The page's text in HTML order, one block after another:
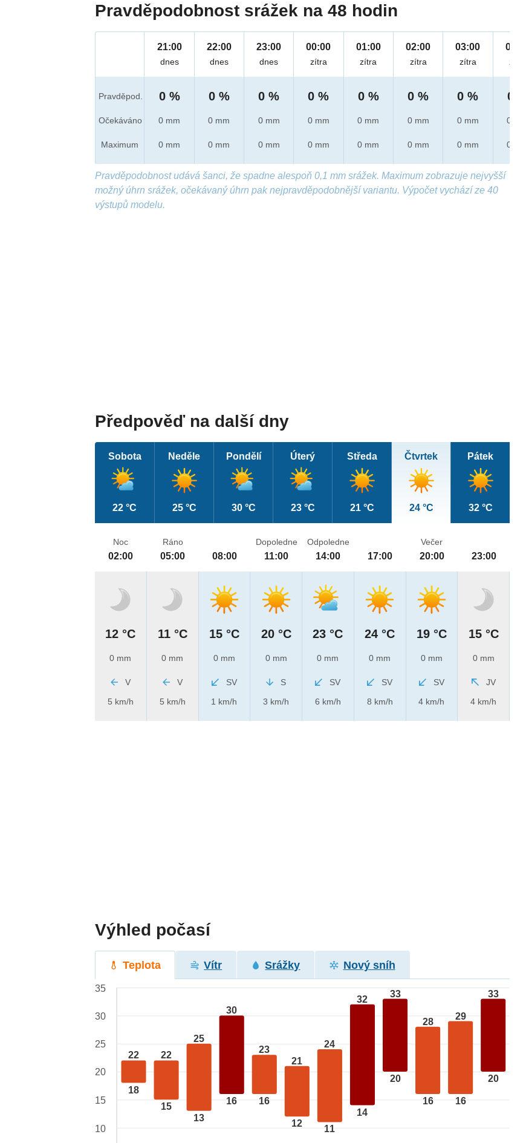
Pravděpodobnost srážek na 48 hodin
Pravděpod.
Očekáváno
Maximum
21:00
dnes
0 %
0 mm
0 mm
22:00
dnes
0 %
0 mm
0 mm
23:00
dnes
0 %
0 mm
0 mm
00:00
zítra
0 %
0 mm
0 mm
01:00
zítra
0 %
0 mm
0 mm
02:00
zítra
0 %
0 mm
0 mm
03:00
zítra
0 %
0 mm
0 mm
04:00
zítra
0 %
0 mm
0 mm
Pravděpodobnost udává šanci, že spadne alespoň 0,1 mm srážek. Maximum zobrazuje nejvyšší
možný úhrn srážek, očekávaný úhrn pak nejpravděpodobnější variantu. Výpočet vychází ze 40
výstupů modelu.
Předpověď na další dny
Sobota
22 °C
Neděle
25 °C
Pondělí
30 °C
Úterý
23 °C
Středa
21 °C
Čtvrtek
24 °C
Pátek
32 °C
Noc
02:00
12 °C
0 mm
V
5 km/h
Ráno
05:00
11 °C
0 mm
V
5 km/h
08:00
15 °C
0 mm
SV
1 km/h
Dopoledne
11:00
20 °C
0 mm
S
3 km/h
Odpoledne
14:00
23 °C
0 mm
SV
6 km/h
17:00
24 °C
0 mm
SV
8 km/h
Večer
20:00
19 °C
0 mm
SV
4 km/h
23:00
15 °C
0 mm
JV
4 km/h
Výhled počasí
Teplota Vítr Srážky Nový sníh
22
18
22
15
25
13
30
16
23
16
21
12
24
11
32
14
33
20
28
16
29
16
33
20
35
30
25
20
15
10